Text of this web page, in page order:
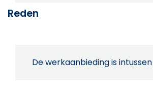
Reden
De werkaanbieding is